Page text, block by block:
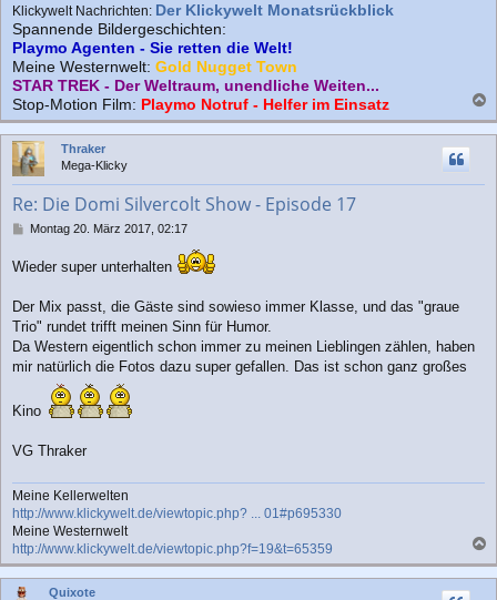
Klickywelt Nachrichten: Der Klickywelt Monatsrückblick
Spannende Bildergeschichten:
Playmo Agenten - Sie retten die Welt!
Meine Westernwelt: Gold Nugget Town
STAR TREK - Der Weltraum, unendliche Weiten...
Stop-Motion Film: Playmo Notruf - Helfer im Einsatz
a
c
Thraker
Mega-Klicky
Re: Die Domi Silvercolt Show - Episode 17
B
i
a
g
Montag 20. März 2017, 02:17
Wieder super unterhalten
Der Mix passt, die Gäste sind sowieso immer Klasse, und das "graue
Trio" rundet trifft meinen Sinn für Humor.
Da Western eigentlich schon immer zu meinen Lieblingen zählen, haben
mir natürlich die Fotos dazu super gefallen. Das ist schon ganz großes
Kino
VG Thraker
Meine Kellerwelten
http://www.klickywelt.de/viewtopic.php? ... 01#p695330
Meine Westernwelt
http://www.klickywelt.de/viewtopic.php?f=19&t=65359
a
c
Quixote